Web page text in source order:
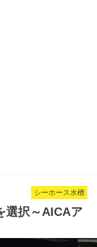
シーホース水槽
選択～AICAア